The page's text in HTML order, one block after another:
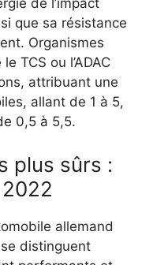
de l’impact
que sa résistance
Organismes
TCS ou l’ADAC
attribuant une
allant de 1 à 5,
0,5 à 5,5.
plus sûrs :
allemand
distinguent